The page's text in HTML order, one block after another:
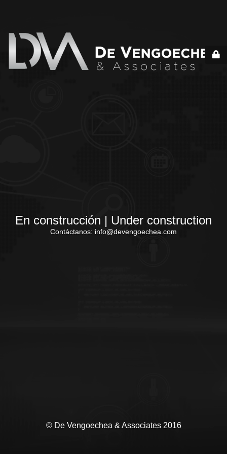
En construcción | Under construction
Contáctanos: info@devengoechea.com
© De Vengoechea & Associates 2016